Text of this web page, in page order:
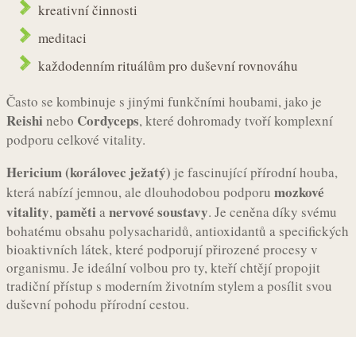
kreativní činnosti
meditaci
každodenním rituálům pro duševní rovnováhu
Často se kombinuje s jinými funkčními houbami, jako je
Reishi nebo Cordyceps, které dohromady tvoří komplexní
podporu celkové vitality.
Hericium (korálovec ježatý) je fascinující přírodní houba,
která nabízí jemnou, ale dlouhodobou podporu mozkové
vitality,paměti anervové soustavy. Je ceněna díky svému
bohatému obsahu polysacharidů, antioxidantů a specifických
bioaktivních látek, které podporují přirozené procesy v
organismu. Je ideální volbou pro ty, kteří chtějí propojit
tradiční přístup s moderním životním stylem a posílit svou
duševní pohodu přírodní cestou.